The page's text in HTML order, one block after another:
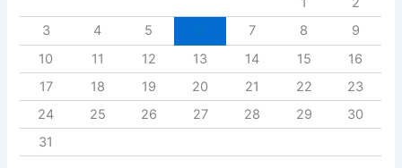
3
4 5 7 8
9
10
11 12 13 14 15
16
17
18 19 20 21 22
23
24
25 26 27 28 29
30
31